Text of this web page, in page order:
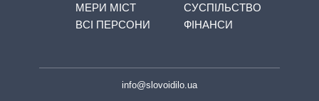
МЕРИ МІСТ
ВСІ ПЕРСОНИ
СУСПІЛЬСТВО
ФІНАНСИ
info@slovoidilo.ua